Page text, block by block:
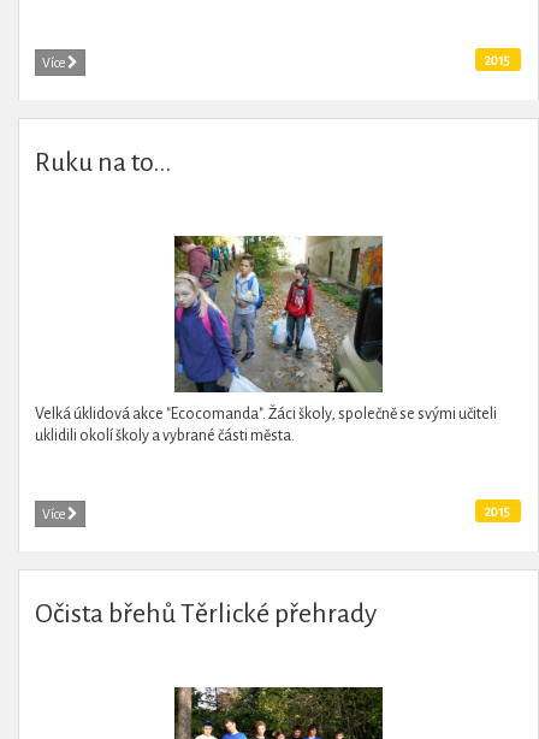
Více 2015
Ruku na to...
Velká úklidová akce "Ecocomanda". Žáci školy, společně se svými učiteli
uklidili okolí školy a vybrané části města.
Více 2015
Očista břehů Těrlické přehrady